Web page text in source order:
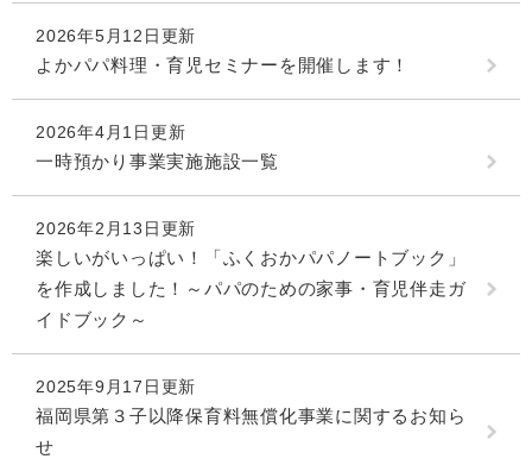
2026年5月12日更新
よかパパ料理・育児セミナーを開催します！
2026年4月1日更新
一時預かり事業実施施設一覧
2026年2月13日更新
楽しいがいっぱい！「ふくおかパパノートブック」
を作成しました！～パパのための家事・育児伴走ガ
イドブック～
2025年9月17日更新
福岡県第３子以降保育料無償化事業に関するお知ら
せ